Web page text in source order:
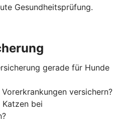
Gesundheitsprüfung.
gerade für Hunde
versichern?
bei